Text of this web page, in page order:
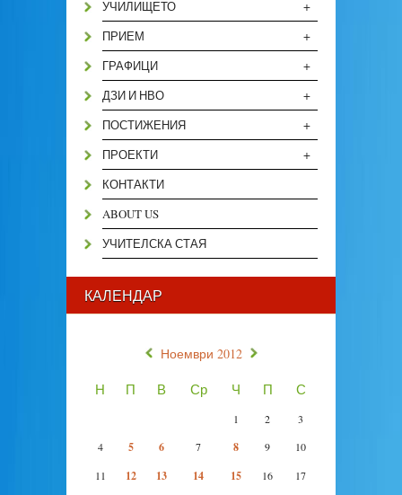
+
УЧИЛИЩЕТО
+
ПРИЕМ
+
ГРАФИЦИ
+
ДЗИ И НВО
+
ПОСТИЖЕНИЯ
+
ПРОЕКТИ
КОНТАКТИ
ABOUT US
УЧИТЕЛСКА СТАЯ
КАЛЕНДАР
« Ноември 2012 »
Н П В Ср Ч П С
1 2
3
4
5 6 7 8 9
10
11
12 13 14 15 16 17